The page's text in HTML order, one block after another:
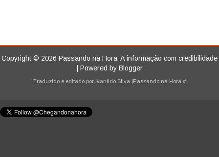
Copyright © 2026 Passando na Hora-A informação com credibilidade
| Powered by Blogger
Traduzido e editado por Ivanildo Silva |Passando na Hora #